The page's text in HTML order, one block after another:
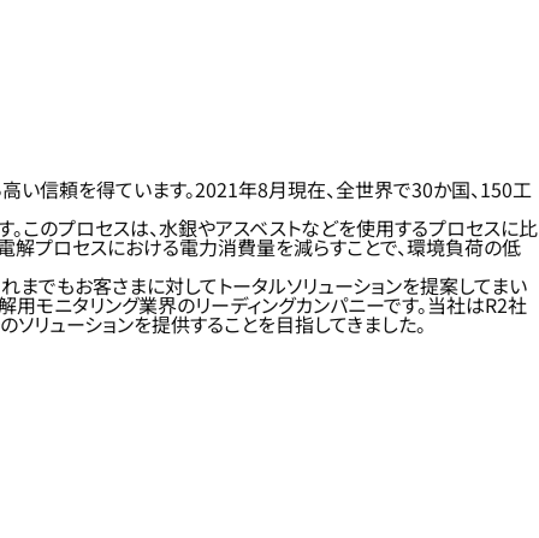
信頼を得ています。2021年8月現在、全世界で30か国、150工
このプロセスは、水銀やアスベストなどを使用するプロセスに比
解プロセスにおける電力消費量を減らすことで、環境負荷の低
でもお客さまに対してトータルソリューションを提案してまい
モニタリング業界のリーディングカンパニーです。当社はR2社
リューションを提供することを目指してきました。